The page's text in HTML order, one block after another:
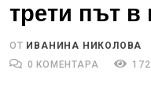
трети път в
ОТ ИВАНИНА НИКОЛОВА
0 КОМЕНТАРА